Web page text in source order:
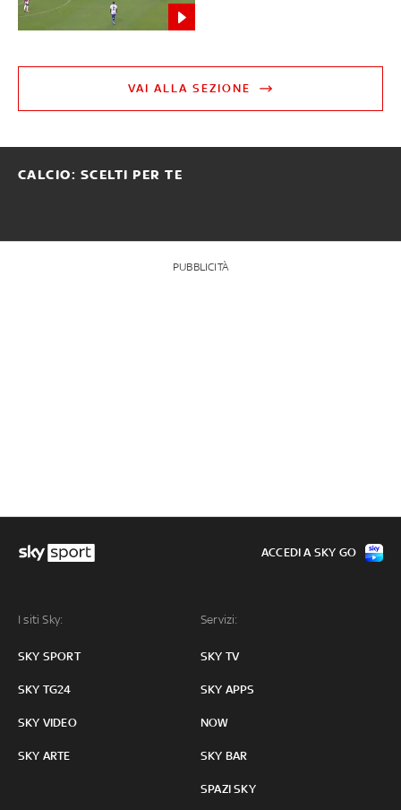
VAI ALLA SEZIONE
CALCIO: SCELTI PER TE
PUBBLICITÀ
I siti Sky:
SKY SPORT
SKY TG24
SKY VIDEO
SKY ARTE
Servizi:
SKY TV
SKY APPS
NOW
SKY BAR
SPAZI SKY
ACCEDI A SKY GO